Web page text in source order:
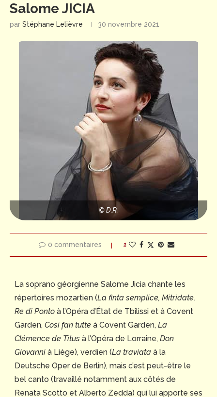
Salome JICIA
par Stéphane Lelièvre 30 novembre 2021
© D.R.
0 commentaires 1
La soprano géorgienne Salome Jicia chante les
répertoires mozartien (La finta semplice, Mitridate,
Re di Ponto à l’Opéra d’État de Tbilissi et à Covent
Garden, Cosi fan tutte à Covent Garden, La
Clémence de Titus à l’Opéra de Lorraine, Don
Giovanni à Liège), verdien (La traviata à la
Deutsche Oper de Berlin), mais c’est peut-être le
bel canto (travaillé notamment aux côtés de
Renata Scotto et Alberto Zedda) qui lui apporte ses